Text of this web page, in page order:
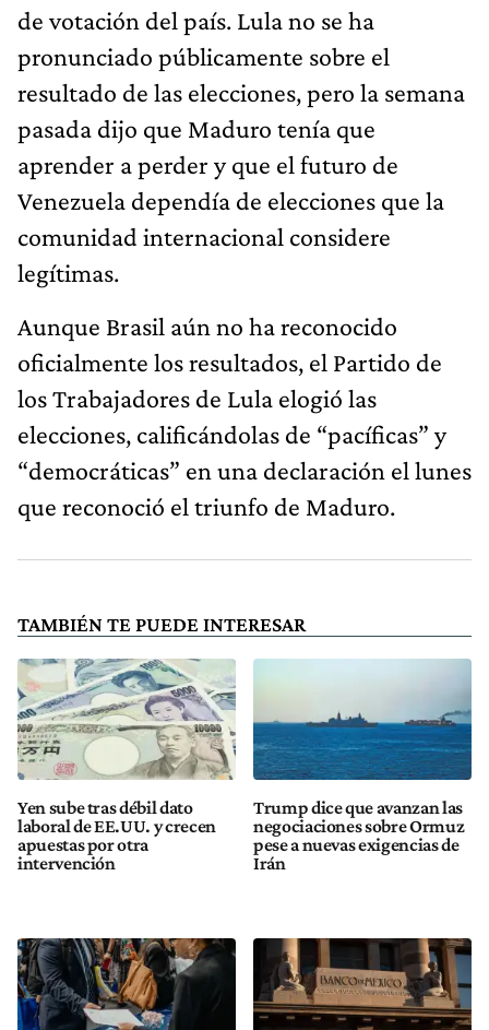
de votación del país. Lula no se ha
pronunciado públicamente sobre el
resultado de las elecciones, pero la semana
pasada dijo que Maduro tenía que
aprender a perder y que el futuro de
Venezuela dependía de elecciones que la
comunidad internacional considere
legítimas.
Aunque Brasil aún no ha reconocido
oficialmente los resultados, el Partido de
los Trabajadores de Lula elogió las
elecciones, calificándolas de “pacíficas” y
“democráticas” en una declaración el lunes
que reconoció el triunfo de Maduro.
TAMBIÉN TE PUEDE INTERESAR
Yen sube tras débil dato
laboral de EE.UU. y crecen
apuestas por otra
intervención
Trump dice que avanzan las
negociaciones sobre Ormuz
pese a nuevas exigencias de
Irán